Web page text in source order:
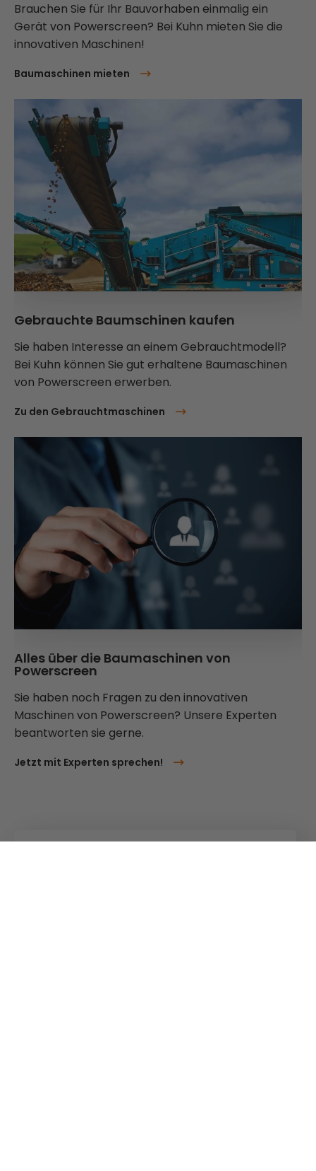
Brauchen Sie für Ihr Bauvorhaben einmalig ein
Gerät von Powerscreen? Bei Kuhn mieten Sie die
innovativen Maschinen!
Baumaschinen mieten
Gebrauchte Baumschinen kaufen
Sie haben Interesse an einem Gebrauchtmodell?
Bei Kuhn können Sie gut erhaltene Baumaschinen
von Powerscreen erwerben.
Zu den Gebrauchtmaschinen
Alles über die Baumaschinen von
Powerscreen
Sie haben noch Fragen zu den innovativen
Maschinen von Powerscreen? Unsere Experten
beantworten sie gerne.
Jetzt mit Experten sprechen!